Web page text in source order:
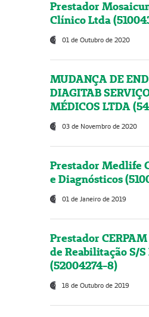
Prestador
Clínico Ltda
01 de Outubro de 2020
MUDANÇA DE
DIAGITAB
MÉDICOS LTDA
03 de Novembro de 2020
Prestador Medlife
e Diagnósticos
01 de Janeiro de 2019
Prestador
de Reabilitação S/
(52004274-8)
18 de Outubro de 2019